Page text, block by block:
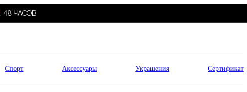
48 ЧАСОВ
Спорт Аксессуары Украшения Сертификат